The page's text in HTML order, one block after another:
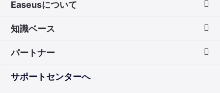
Easeusについて
ダウンロードセンター
お問い合わせ
知識ベース
無料録音ソフト
パートナー
サポートセンターへ